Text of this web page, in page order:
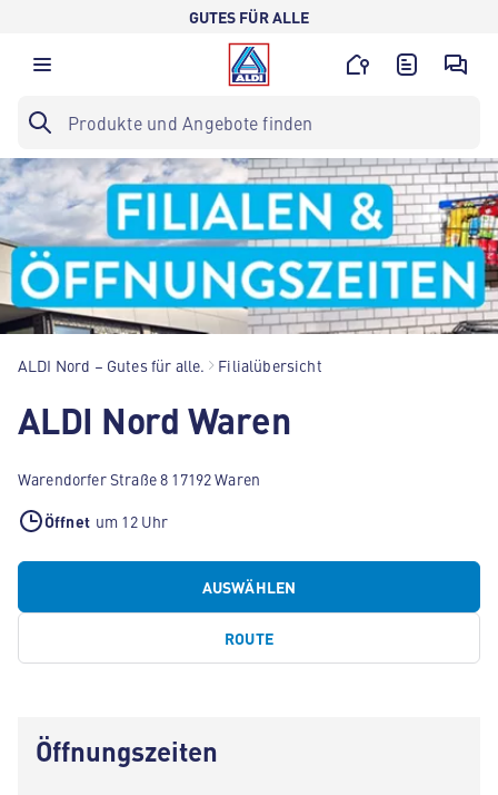
GUTES FÜR ALLE
ALDI Nord – Gutes für alle. Filialübersicht
ALDI Nord Waren
Warendorfer Straße 8 17192 Waren
Öffnet um 12 Uhr
AUSWÄHLEN
ROUTE
Öffnungszeiten